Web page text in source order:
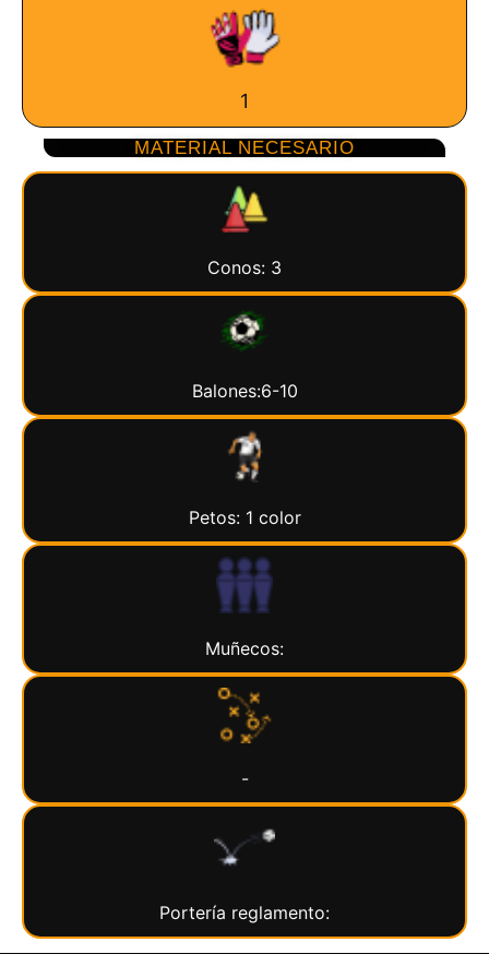
1
MATERIAL NECESARIO
Conos: 3
Balones:6-10
Petos: 1 color
Muñecos:
-
Portería reglamento: